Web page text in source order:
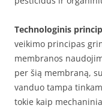
Technologinis
veikimo principas
membranos
per šią membraną,
vanduo tampa
tokie kaip